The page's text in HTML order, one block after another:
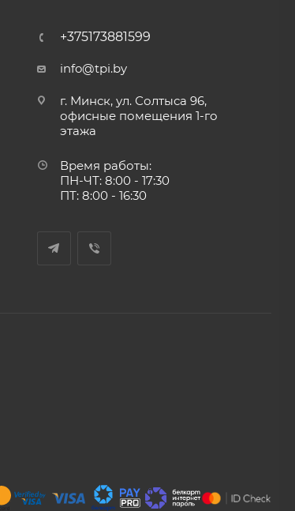
+375173881599
info@tpi.by
г. Минск, ул. Солтыса 96,
офисные помещения 1-го
этажа
Время работы:
ПН-ЧТ: 8:00 - 17:30
ПТ: 8:00 - 16:30